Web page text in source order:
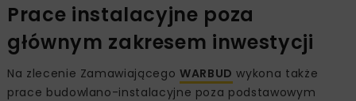
Prace instalacyjne poza
głównym zakresem inwestycji
Na zlecenie Zamawiającego WARBUD wykona także
prace budowlano-instalacyjne poza podstawowym